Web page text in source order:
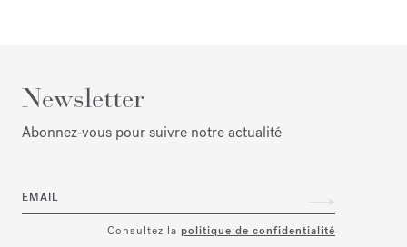
Newsletter
Abonnez‑vous pour suivre notre actualité
EMAIL
Consultez la politique de confidentialité